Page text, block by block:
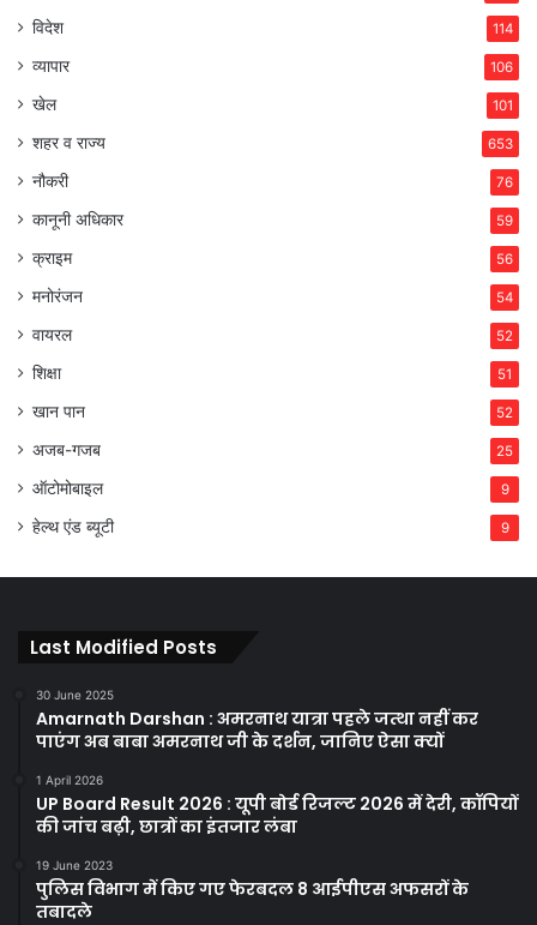
विदेश 114
व्यापार 106
खेल 101
शहर व राज्य 653
नौकरी 76
कानूनी अधिकार 59
क्राइम 56
मनोरंजन 54
वायरल 52
शिक्षा 51
खान पान 52
अजब-गजब 25
ऑटोमोबाइल 9
हेल्थ एंड ब्यूटी 9
Last Modified Posts
30 June 2025
Amarnath Darshan : अमरनाथ यात्रा पहले जत्था नहीं कर
पाएंग अब बाबा अमरनाथ जी के दर्शन, जानिए ऐसा क्यों
1 April 2026
UP Board Result 2026 : यूपी बोर्ड रिजल्ट 2026 में देरी, कॉपियों
की जांच बढ़ी, छात्रों का इंतजार लंबा
19 June 2023
पुलिस विभाग में किए गए फेरबदल 8 आईपीएस अफसरों के
तबादले